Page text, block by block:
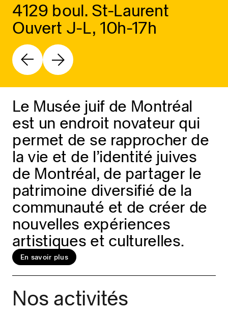
4129 boul. St-Laurent
Ouvert J-L, 10h-17h
Réservez votre billet
En savoir plus
Le Musée juif de Montréal
est un endroit novateur qui
permet de se rapprocher de
la vie et de l’identité juives
de Montréal, de partager le
patrimoine diversifié de la
communauté et de créer de
nouvelles expériences
artistiques et culturelles.
En savoir plus
Nos activités